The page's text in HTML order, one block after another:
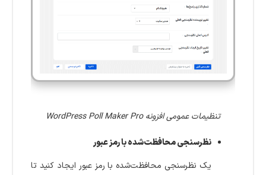
تنظیمات عمومی افزونه WordPress Poll Maker Pro
نظرسنجی محافظت‌شده با رمز عبور
یک نظرسنجی محافظت‌شده با رمز عبور ایجاد کنید تا